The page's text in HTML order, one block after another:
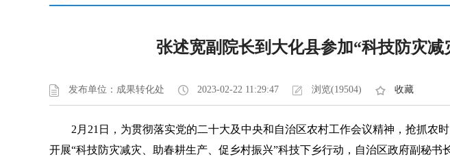
张述宽副院长到大化县参加“科技防灾
发布单位：成果转化处 2023-02-22 11:29:47 浏览(19504) 收藏
2月21日，为贯彻落实党的二十大及中央和自治区农村工作会议精神，抢抓
开展“科技防灾减灾、助春耕生产、促乡村振兴”科技下乡行动，自治区政府副秘